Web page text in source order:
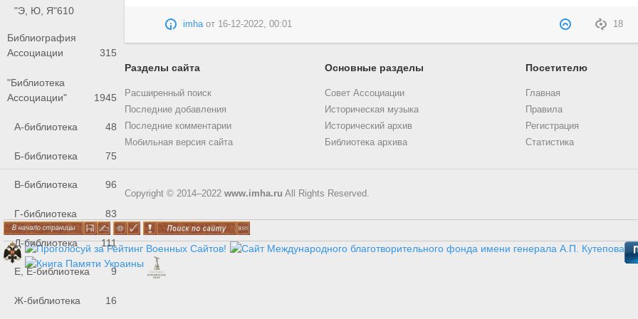
"Э, Ю, Я"610
Библиография
Ассоциации
315
"Библиотека
Ассоциации"
1945
А-библиотека 48
Б-библиотека 75
В-библиотека 96
Г-библиотека 83
Д-библиотека 111
Е, Ё-библиотека 9
Ж-библиотека 16
18
imhaот 16-12-2022, 00:01
Разделы сайта
Расширенный поиск
Последние добавления
Последние комментарии
Мобильная версия сайта
Основные разделы
Совет Ассоциации
Историческая музыка
Исторический архив
Библиотека архива
Посетителю
Главная
Правила
Регистрация
Статистика
Copyright © 2014–2022 www.imha.ru All Rights Reserved.